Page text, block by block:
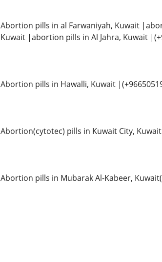
Abortion pills in al Farwaniyah, Kuwait
Kuwait |abortion pills in Al Jahra, Kuwait
Abortion pills in Hawalli, Kuwait
Abortion(cytotec) pills in Kuwait City,
Abortion pills in Mubarak Al-Kabeer,